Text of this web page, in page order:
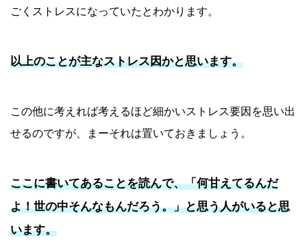
ごくストレスになっていたとわかります。
以上のことが主なストレス因かと思います。
この他に考えれば考えるほど細かいストレス要因を思い出
せるのですが、まーそれは置いておきましょう。
ここに書いてあることを読んで、「何甘えてるんだ
よ！世の中そんなもんだろう。」と思う人がいると思
います。